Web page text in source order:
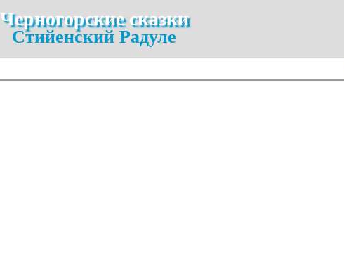
Черногорские сказки
Стийенский Радуле